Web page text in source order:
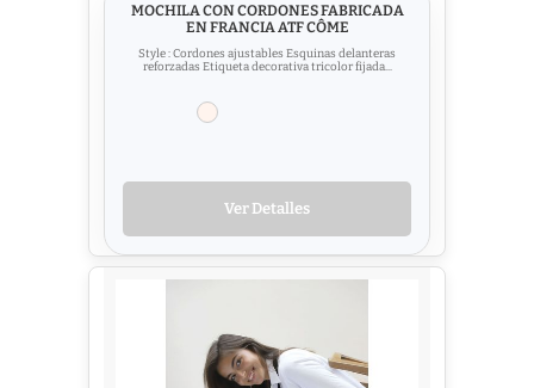
MOCHILA CON CORDONES FABRICADA
EN FRANCIA ATF CÔME
Style : Cordones ajustables Esquinas delanteras
reforzadas Etiqueta decorativa tricolor fijada...
Ver Detalles